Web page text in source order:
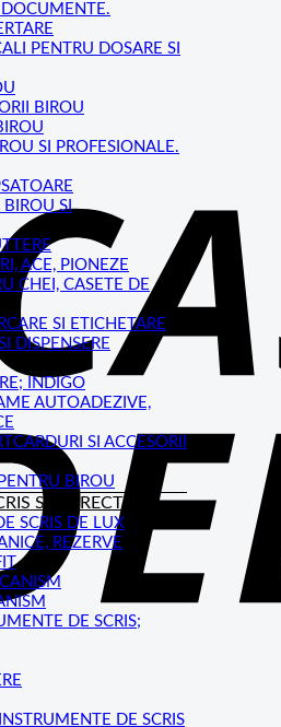
DOCUMENTE.
PENTRU DOSARE SI
BIROU
SI PROFESIONALE.
BIROU SI
ACE, PIONEZE
CHEI, CASETE DE
SI ETICHETARE
DISPENSERE
INDIGO
AUTOADEZIVE,
SI ACCESORII
BIROU
SI CORECTAT
SCRIS DE LUX
REZERVE
DE SCRIS;
DE SCRIS